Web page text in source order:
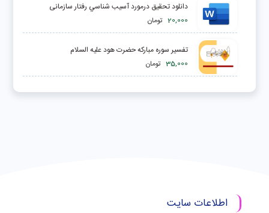
دانلود تحقیق درمورد آسيب شناسي رفتار سازمانی
20,000 تومان
تفسیر سوره مبارکه حضرت هود علیه السلام
35,000 تومان
اطلاعات سایت